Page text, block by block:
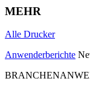
MEHR
Alle Drucker
Anwenderberichte